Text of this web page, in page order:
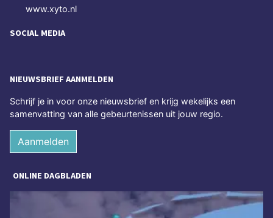
www.xyto.nl
SOCIAL MEDIA
NIEUWSBRIEF AANMELDEN
Schrijf je in voor onze nieuwsbrief en krijg wekelijks een
samenvatting van alle gebeurtenissen uit jouw regio.
Aanmelden
ONLINE DAGBLADEN